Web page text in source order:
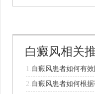
白癜风相关
1. 白癜风患者如何有效
2. 白癜风患者如何根